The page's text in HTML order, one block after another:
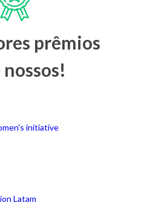
prêmios
nossos!